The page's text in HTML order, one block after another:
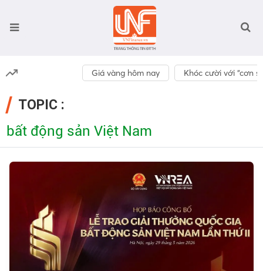
Giá vàng hôm nay Khóc cười với “cơn
TOPIC :
bất động sản Việt Nam